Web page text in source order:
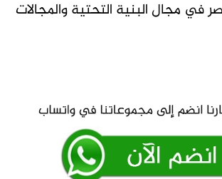
في مجال البنية التحتية والمجالات